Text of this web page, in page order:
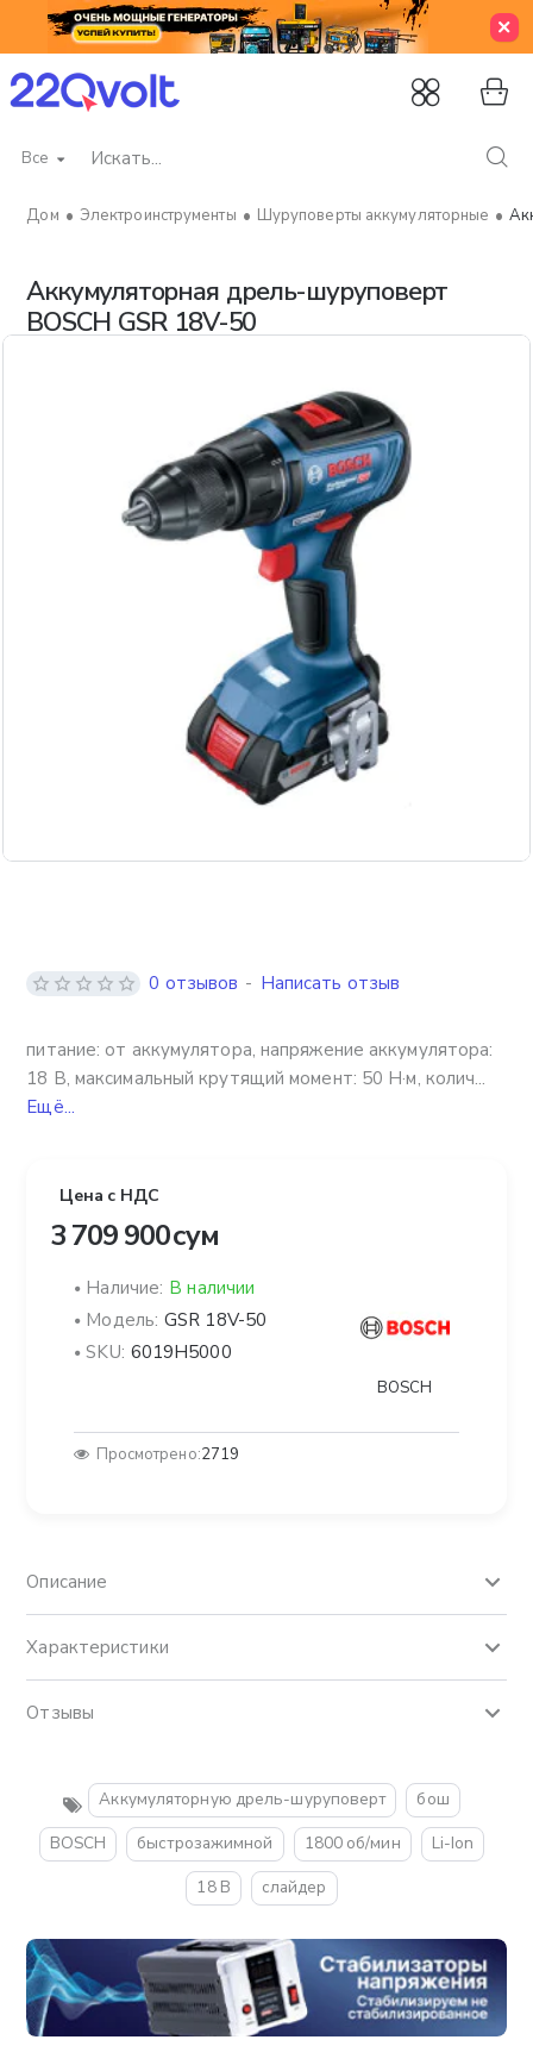
Все
Искать...
Аккумуляторная дрель-шуруповерт
BOSCH GSR 18V-50
Электроинструменты Шуруповерты аккумуляторные
питание: от аккумулятора, напряжение аккумулятора:
18 В, максимальный крутящий момент: 50 Н·м, колич...
Ещё...
0 отзывов - Написать отзыв
Цена с НДС
3 709 900 сум
Наличие: В наличии
Модель: GSR 18V-50
SKU: 6019H5000
BOSCH
Просмотрено:2719
Описание
Характеристики
Отзывы
Аккумуляторную дрель-шуруповерт
бош
BOSCH
быстрозажимной 1800 об/мин
Li-Ion
18 В
слайдер